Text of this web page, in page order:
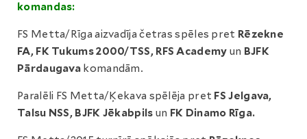
komandas:
FS Metta/Rīga aizvadīja četras spēles pret Rēzekne
FA, FK Tukums 2000/TSS, RFS Academy un BJFK
Pārdaugava komandām.
Paralēli FS Metta/Ķekava spēlēja pret FS Jelgava,
Talsu NSS, BJFK Jēkabpils un FK Dinamo Rīga.